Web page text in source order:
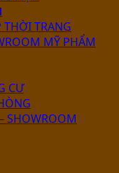
THỜI TRANG
MỸ PHẨM
CƯ
SHOWROOM